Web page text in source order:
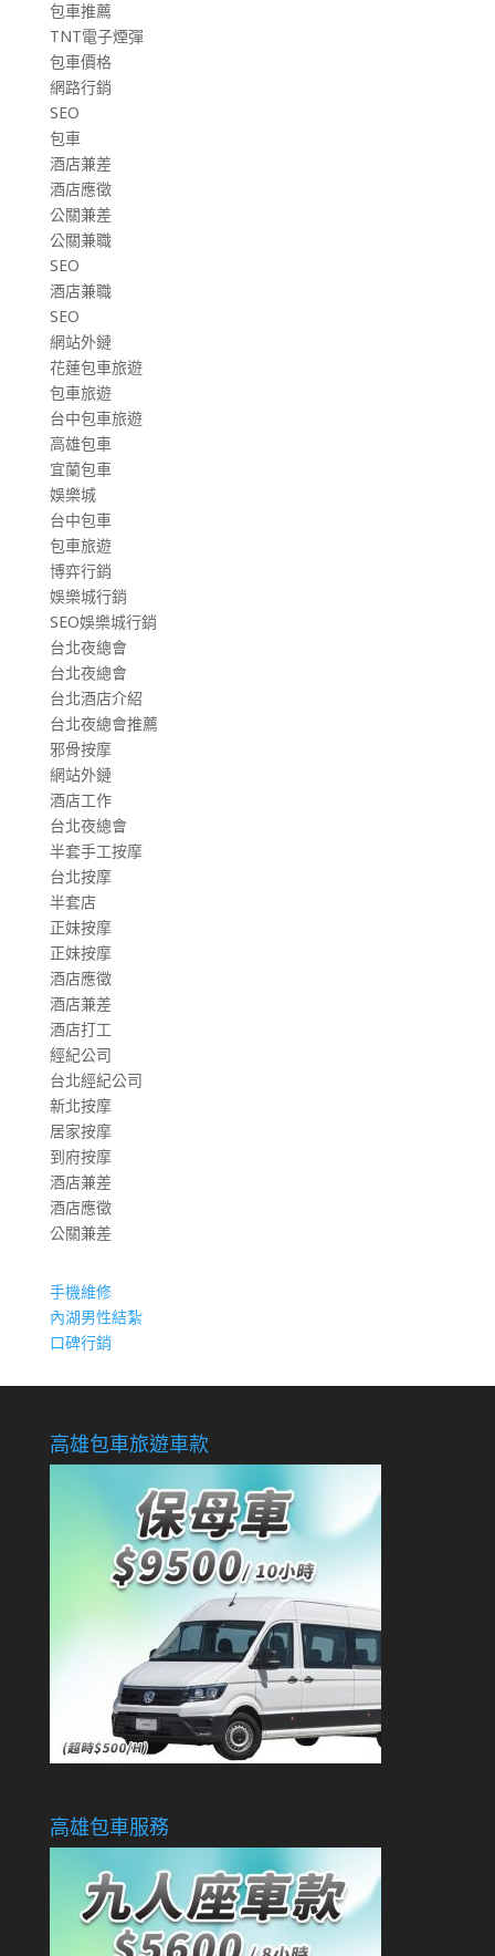
包車推薦
TNT電子煙彈
包車價格
網路行銷
SEO
包車
酒店兼差
酒店應徵
公關兼差
公關兼職
SEO
酒店兼職
SEO
網站外鏈
花蓮包車旅遊
包車旅遊
台中包車旅遊
高雄包車
宜蘭包車
娛樂城
台中包車
包車旅遊
博弈行銷
娛樂城行銷
SEO娛樂城行銷
台北夜總會
台北夜總會
台北酒店介紹
台北夜總會推薦
邪骨按摩
網站外鏈
酒店工作
台北夜總會
半套手工按摩
台北按摩
半套店
正妹按摩
正妹按摩
酒店應徵
酒店兼差
酒店打工
經紀公司
台北經紀公司
新北按摩
居家按摩
到府按摩
酒店兼差
酒店應徵
公關兼差
手機維修
內湖男性結紮
口碑行銷
高雄包車旅遊車款
高雄包車服務